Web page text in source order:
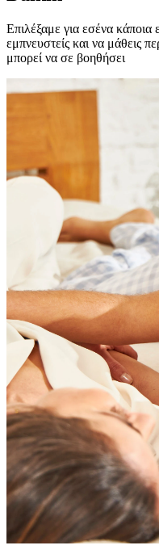
Επιλέξαμε για εσένα κάποια
εμπνευστείς και να μάθεις
μπορεί να σε βοηθήσει